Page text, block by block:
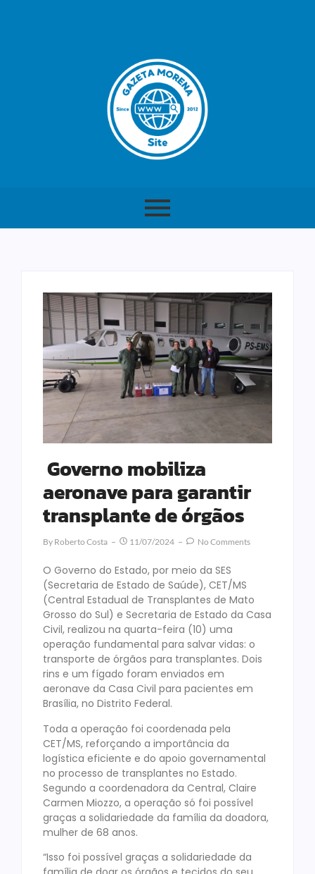
Governo mobiliza
aeronave para garantir
transplante de órgãos
By Roberto Costa 11/07/2024 No Comments
O Governo do Estado, por meio da SES
(Secretaria de Estado de Saúde), CET/MS
(Central Estadual de Transplantes de Mato
Grosso do Sul) e Secretaria de Estado da Casa
Civil, realizou na quarta-feira (10) uma
operação fundamental para salvar vidas: o
transporte de órgãos para transplantes. Dois
rins e um fígado foram enviados em
aeronave da Casa Civil para pacientes em
Brasília, no Distrito Federal.
Toda a operação foi coordenada pela
CET/MS, reforçando a importância da
logística eficiente e do apoio governamental
no processo de transplantes no Estado.
Segundo a coordenadora da Central, Claire
Carmen Miozzo, a operação só foi possível
graças a solidariedade da família da doadora,
mulher de 68 anos.
“Isso foi possível graças a solidariedade da